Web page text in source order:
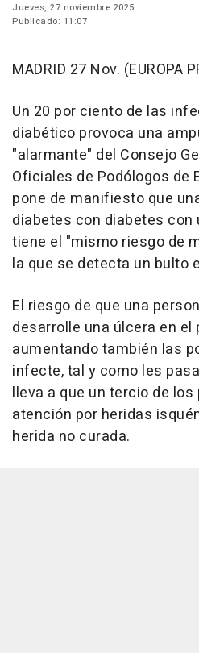
Jueves, 27 noviembre 2025
Publicado: 11:07
MADRID 27 Nov. (EUROPA
Un 20 por ciento de las
diabético provoca una
"alarmante" del Consejo
Oficiales de Podólogos de
pone de manifiesto que
diabetes con diabetes con
tiene el "mismo riesgo de
la que se detecta un bulto
El riesgo de que una
desarrolle una úlcera en el
aumentando también las
infecte, tal y como les
lleva a que un tercio de
atención por heridas
herida no curada.